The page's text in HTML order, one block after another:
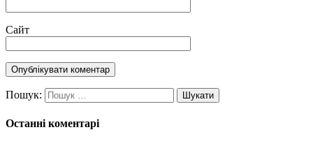
Сайт
Пошук:
Останні коментарі